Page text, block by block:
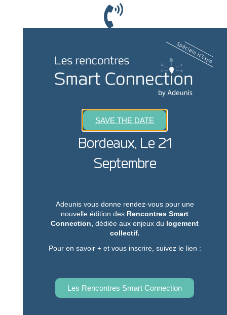
+33 (0) 4 76 92 01 62
Nous sommes joignables de 9h à 18h
Ecrivez-nous
sales@adeunis.com
SAVE THE DATE
Bordeaux, Le 21
Septembre
Adeunis vous donne rendez-vous pour une
nouvelle édition des Rencontres Smart
Connection, dédiée aux enjeux du logement
collectif.
Pour en savoir + et vous inscrire, suivez le lien :
Les Rencontres Smart Connection